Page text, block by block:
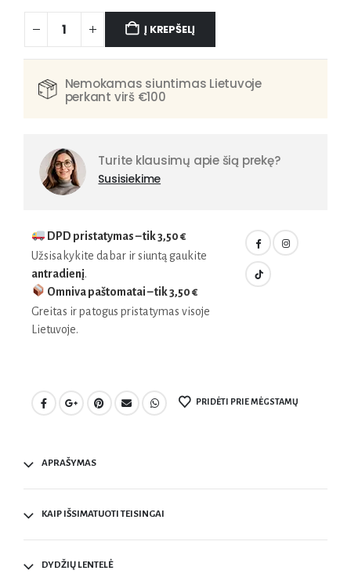
Į KREPŠELĮ
Nemokamas siuntimas Lietuvoje
perkant virš €100
Turite klausimų apie šią prekę?
Susisiekime
DPD pristatymas – tik3,50 €
Užsisakykite dabar ir siuntą gaukite
antradienį.
Omniva paštomatai – tik3,50 €
Greitas ir patogus pristatymas visoje
Lietuvoje.
PRIDĖTI PRIE MĖGSTAMŲ
APRAŠYMAS
KAIP IŠSIMATUOTI TEISINGAI
DYDŽIŲ LENTELĖ